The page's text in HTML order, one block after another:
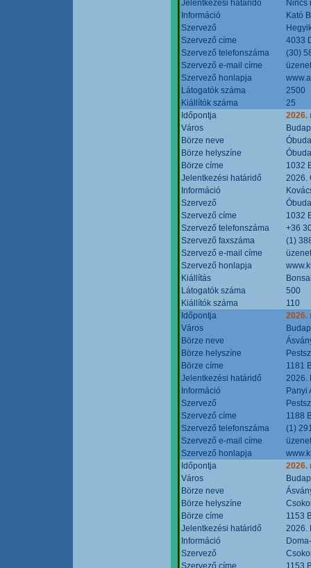
Jelentkezési határidő
Nincs
Információ
Kató
Szervező
Szervező címe
4033
Szervező telefonszáma
(30)
Szervező e-mail címe
Szervező honlapja
Látogatók száma
2500
Kiállítók száma
25
Időpontja
2026.
Város
Börze neve
Börze helyszíne
Börze címe
1032
Jelentkezési határidő
2026.
Információ
Szervező
Szervező címe
1032
Szervező telefonszáma
+36
Szervező faxszáma
(1)
Szervező e-mail címe
Szervező honlapja
Kiállítás
Látogatók száma
500
Kiállítók száma
110
Időpontja
2026.
Város
Börze neve
Börze helyszíne
Börze címe
1181
Jelentkezési határidő
2026.
Információ
Panyi
Szervező
Szervező címe
1188
Szervező telefonszáma
(1)
Szervező e-mail címe
Szervező honlapja
Időpontja
2026.
Város
Börze neve
Börze helyszíne
Börze címe
1153
Jelentkezési határidő
2026.
Információ
Szervező
Szervező címe
1153